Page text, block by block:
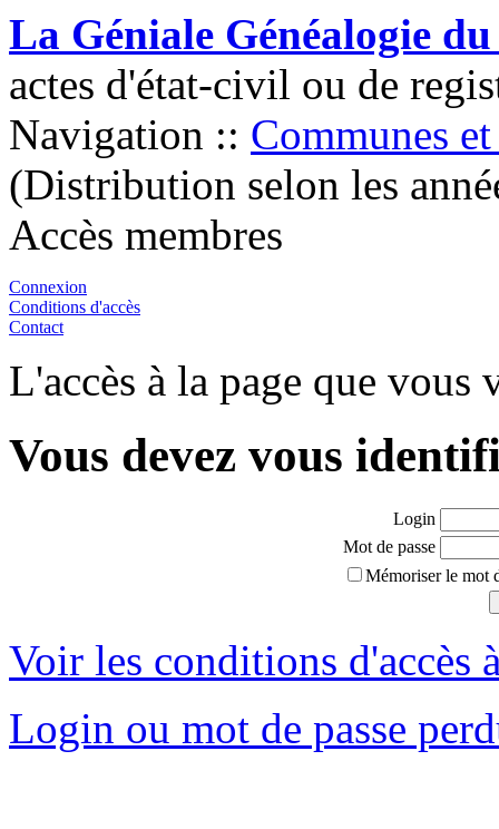
La Géniale Généalogie
actes d'état-civil ou de
Navigation :: Communes
(Distribution selon les
Accès membres
Connexion
Conditions d'accès
Contact
L'accès à la page que vous
Vous devez vous
Login
Mot de passe
Mémoriser le mot
Voir les conditions d'accès
Login ou mot de passe